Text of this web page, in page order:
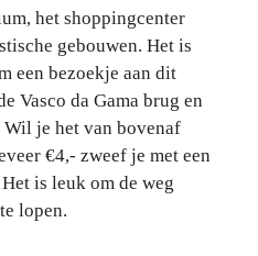
het shoppingcenter
gebouwen. Het is
een bezoekje aan dit
Vasco da Gama brug en
Wil je het van bovenaf
€4,- zweef je met een
is leuk om de weg
lopen.